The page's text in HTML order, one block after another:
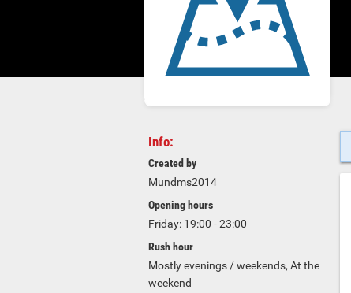
Info:
Created by
Mundms2014
Opening hours
Friday: 19:00 - 23:00
Rush hour
Mostly evenings / weekends, At the
weekend